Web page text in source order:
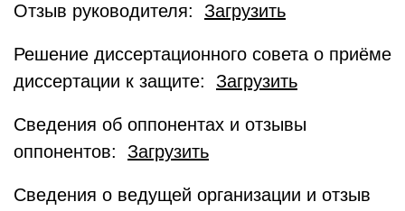
Отзыв руководителя: Загрузить
Решение диссертационного совета о приёме
диссертации к защите: Загрузить
Сведения об оппонентах и отзывы
оппонентов: Загрузить
Сведения о ведущей организации и отзыв